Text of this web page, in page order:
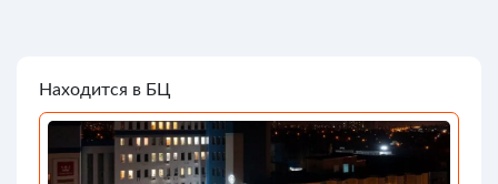
Находится в БЦ